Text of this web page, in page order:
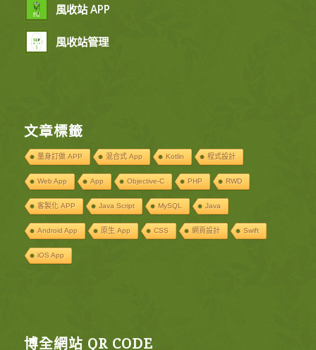
風收站 APP
風收站管理
文章標籤
量身訂做 APP 混合式 App Kotlin 程式設計
Web App App Objective-C PHP RWD
客製化 APP Java Script MySQL Java
Android App 原生 App CSS 網頁設計 Swift
iOS App
博全網站 QR CODE